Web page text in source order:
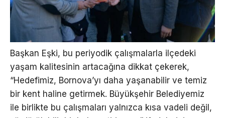
Başkan Eşki, bu periyodik çalışmalarla ilçedeki
yaşam kalitesinin artacağına dikkat çekerek,
“Hedefimiz, Bornova’yı daha yaşanabilir ve temiz
bir kent haline getirmek. Büyükşehir Belediyemiz
ile birlikte bu çalışmaları yalnızca kısa vadeli değil,